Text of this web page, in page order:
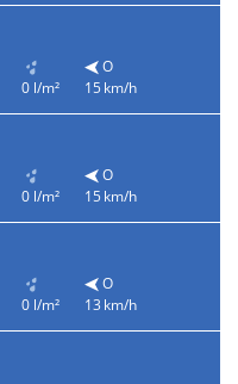
0 l/m²
O
15 km/h
0 l/m²
O
15 km/h
0 l/m²
O
13 km/h